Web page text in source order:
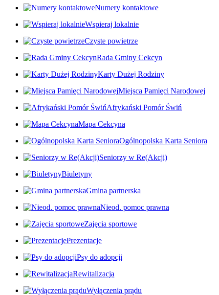
Numery kontaktowe
Wspieraj lokalnie
Czyste powietrze
Rada Gminy Cekcyn
Karty Dużej Rodziny
Miejsca Pamięci Narodowej
Afrykański Pomór Świń
Mapa Cekcyna
Ogólnopolska Karta Seniora
Seniorzy w Re(Akcji)
Biuletyny
Gmina partnerska
Nieod. pomoc prawna
Zajęcia sportowe
Prezentacje
Psy do adopcji
Rewitalizacja
Wyłączenia prądu